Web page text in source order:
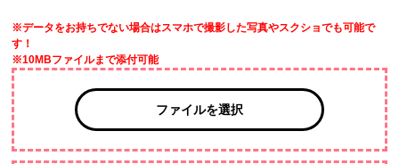
※データをお持ちでない場合はスマホで撮影した写真やスクショでも可能で
す！
※10MBファイルまで添付可能
ファイルを選択